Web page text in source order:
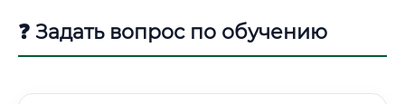
Минюсте и МВД.
❓ Задать вопрос по обучению